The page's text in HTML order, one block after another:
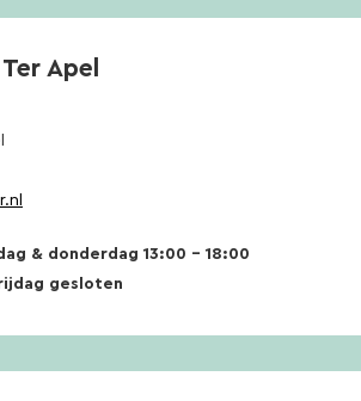
Apel
& donderdag 13:00 – 18:00
gesloten